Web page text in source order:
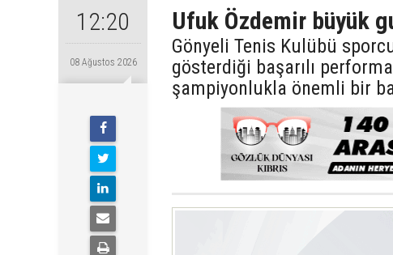
12:20
08 Ağustos 2026
Ufuk Özdemir büyük
Gönyeli Tenis Kulübü
gösterdiği başarılı
şampiyonlukla önemli bir